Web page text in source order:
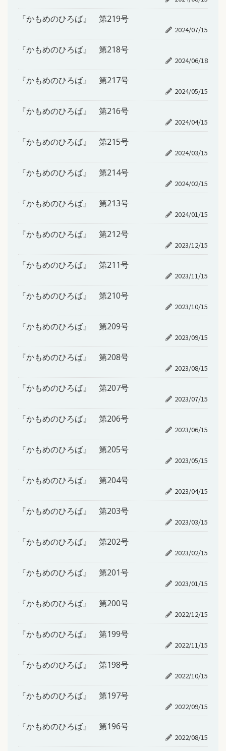
『かもめのひろば』 第219号
2024/07/15
『かもめのひろば』 第218号
2024/06/18
『かもめのひろば』 第217号
2024/05/15
『かもめのひろば』 第216号
2024/04/15
『かもめのひろば』 第215号
2024/03/15
『かもめのひろば』 第214号
2024/02/15
『かもめのひろば』 第213号
2024/01/15
『かもめのひろば』 第212号
2023/12/15
『かもめのひろば』 第211号
2023/11/15
『かもめのひろば』 第210号
2023/10/15
『かもめのひろば』 第209号
2023/09/15
『かもめのひろば』 第208号
2023/08/15
『かもめのひろば』 第207号
2023/07/15
『かもめのひろば』 第206号
2023/06/15
『かもめのひろば』 第205号
2023/05/15
『かもめのひろば』 第204号
2023/04/15
『かもめのひろば』 第203号
2023/03/15
『かもめのひろば』 第202号
2023/02/15
『かもめのひろば』 第201号
2023/01/15
『かもめのひろば』 第200号
2022/12/15
『かもめのひろば』 第199号
2022/11/15
『かもめのひろば』 第198号
2022/10/15
『かもめのひろば』 第197号
2022/09/15
『かもめのひろば』 第196号
2022/08/15